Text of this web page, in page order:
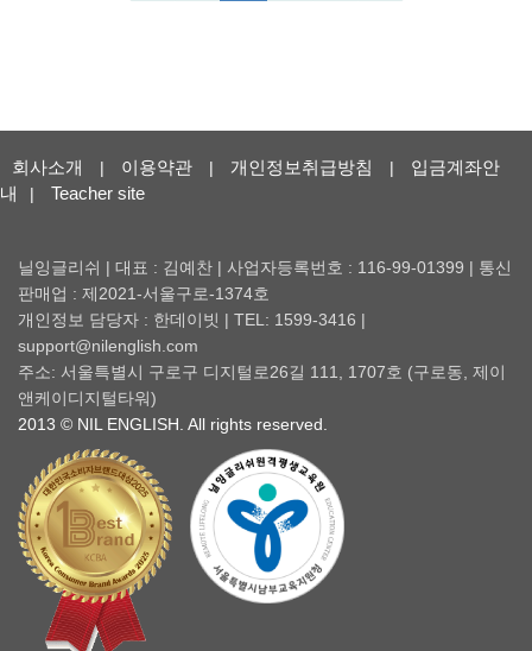
회사소개 | 이용약관 | 개인정보취급방침 |
입금계좌안
내
| Teacher site
닐잉글리쉬 | 대표 : 김예찬 | 사업자등록번호 : 116-99-01399 | 통신
판매업 : 제2021-서울구로-1374호
개인정보 담당자 : 한데이빗 | TEL: 1599-3416 |
support@nilenglish.com
주소: 서울특별시 구로구 디지털로26길 111, 1707호 (구로동, 제이
앤케이디지털타워)
2013 © NIL ENGLISH. All rights reserved.